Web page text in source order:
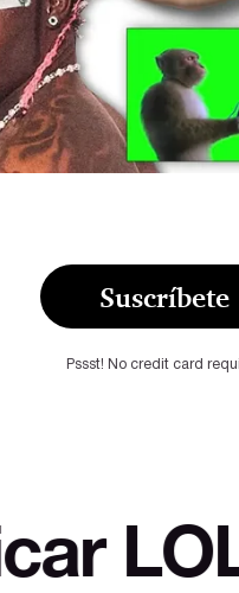
Suscríbete
Pssst! No credit card